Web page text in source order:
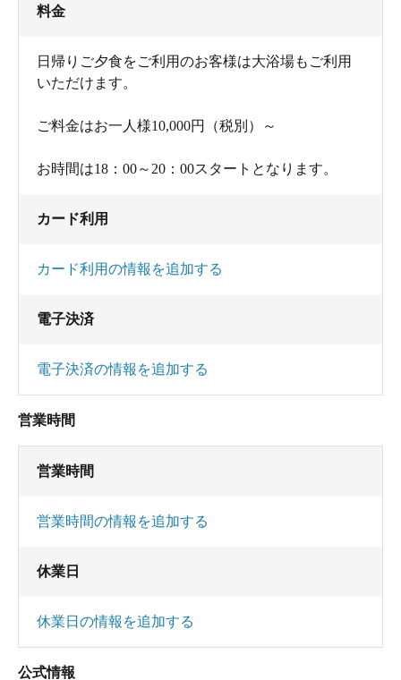
料金
日帰りご夕食をご利用のお客様は大浴場もご利用
いただけます。
ご料金はお一人様10,000円（税別）～
お時間は18：00～20：00スタートとなります。
カード利用
カード利用の情報を追加する
電子決済
電子決済の情報を追加する
営業時間
営業時間
営業時間の情報を追加する
休業日
休業日の情報を追加する
公式情報